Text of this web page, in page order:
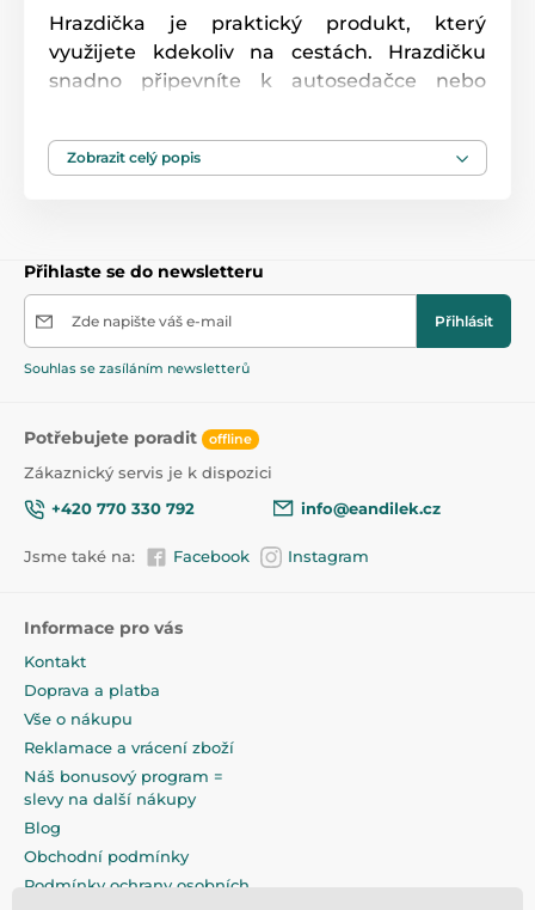
Hrazdička je praktický produkt, který
využijete kdekoliv na cestách. Hrazdičku
snadno připevníte k autosedačce nebo
dlouhou dobu. Hračka se velmi snadno
sestavuje a nastavení jejího úhlu vám
přesné pohyby a smysly.
Zobrazit celý popis
Přihlaste se do newsletteru
Zde napište váš e-mail Přihlásit
Souhlas se zasíláním newsletterů
Potřebujete poradit offline
Zákaznický servis je k dispozici
+420 770 330 792
info@eandilek.cz
Jsme také na: Facebook Instagram
Informace pro vás
Kontakt
Doprava a platba
Vše o nákupu
Reklamace a vrácení zboží
Náš bonusový program =
slevy na další nákupy
Blog
Obchodní podmínky
Podmínky ochrany osobních